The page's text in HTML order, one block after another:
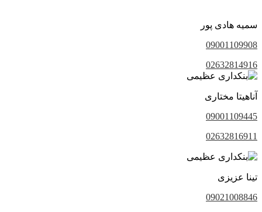
سمیه هادی پور
09001109908
02632814916
آناهیتا مختاری
09001109445
02632816911
تینا عزیزی
09021008846